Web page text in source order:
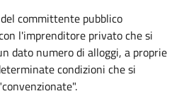
committente pubblico
l'imprenditore privato che si
dato numero di alloggi, a proprie
condizioni che si